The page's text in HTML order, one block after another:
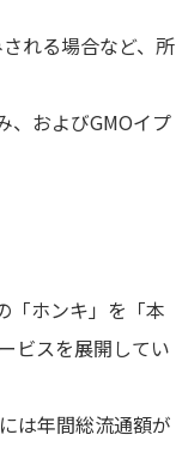
れる場合など、所
、およびGMOイプ
「ホンキ」を「本
ビスを展開してい
は年間総流通額が